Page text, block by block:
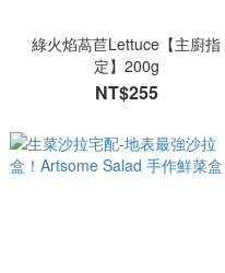
綠火焰萵苣Lettuce【主廚指
定】200g
NT$255